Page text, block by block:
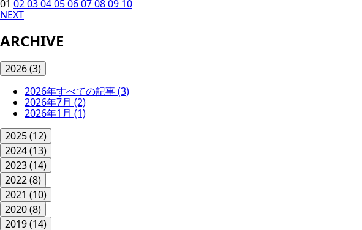
01 0203040506070809 10
NEXT
ARCHIVE
2026(3)
2026年すべての記事(3)
2026年7月 (2)
2026年1月 (1)
2025(12)
2024(13)
2023(14)
2022(8)
2021 (10)
2020(8)
2019(14)